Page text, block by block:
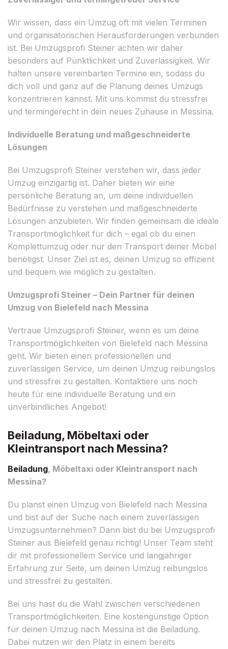
Wir wissen, dass ein Umzug oft mit vielen Terminen
und organisatorischen Herausforderungen verbunden
ist. Bei Umzugsprofi Steiner achten wir daher
besonders auf Pünktlichkeit und Zuverlässigkeit. Wir
halten unsere vereinbarten Termine ein, sodass du
dich voll und ganz auf die Planung deines Umzugs
konzentrieren kannst. Mit uns kommst du stressfrei
und termingerecht in dein neues Zuhause in Messina.
Individuelle Beratung und maßgeschneiderte
Lösungen
Bei Umzugsprofi Steiner verstehen wir, dass jeder
Umzug einzigartig ist. Daher bieten wir eine
persönliche Beratung an, um deine individuellen
Bedürfnisse zu verstehen und maßgeschneiderte
Lösungen anzubieten. Wir finden gemeinsam die ideale
Transportmöglichkeit für dich – egal ob du einen
Komplettumzug oder nur den Transport deiner Möbel
benötigst. Unser Ziel ist es, deinen Umzug so effizient
und bequem wie möglich zu gestalten.
Umzugsprofi Steiner – Dein Partner für deinen
Umzug von Bielefeld nach Messina
Vertraue Umzugsprofi Steiner, wenn es um deine
Transportmöglichkeiten von Bielefeld nach Messina
geht. Wir bieten einen professionellen und
zuverlässigen Service, um deinen Umzug reibungslos
und stressfrei zu gestalten. Kontaktiere uns noch
heute für eine individuelle Beratung und ein
unverbindliches Angebot!
Beiladung, Möbeltaxi oder
Kleintransport nach Messina?
Beiladung, Möbeltaxi oder Kleintransport nach
Messina?
Du planst einen Umzug von Bielefeld nach Messina
und bist auf der Suche nach einem zuverlässigen
Umzugsunternehmen? Dann bist du bei Umzugsprofi
Steiner aus Bielefeld genau richtig! Unser Team steht
dir mit professionellem Service und langjähriger
Erfahrung zur Seite, um deinen Umzug reibungslos
und stressfrei zu gestalten.
Bei uns hast du die Wahl zwischen verschiedenen
Transportmöglichkeiten. Eine kostengünstige Option
für deinen Umzug nach Messina ist die Beiladung.
Dabei nutzen wir den Platz in einem bereits